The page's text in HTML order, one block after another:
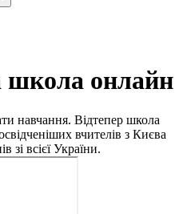
школа онлайн
навчання. Відтепер школа
вчителів з Києва
зі всієї України.